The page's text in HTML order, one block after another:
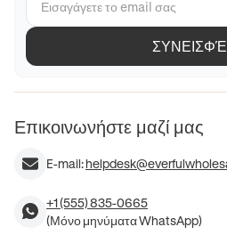
Επικοινωνήστε μαζί μας
E-mail:
+1 (555) 835-0665
(Μόνο μηνύματα WhatsApp)